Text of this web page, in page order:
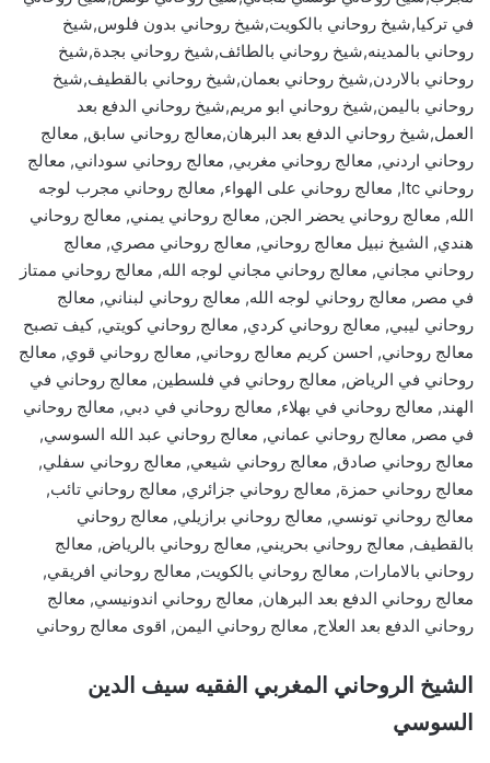
في تركيا,شيخ روحاني بالكويت,شيخ روحاني بدون فلوس,شيخ
روحاني بالمدينه,شيخ روحاني بالطائف,شيخ روحاني بجدة,شيخ
روحاني بالاردن,شيخ روحاني بعمان,شيخ روحاني بالقطيف,شيخ
روحاني باليمن,شيخ روحاني ابو مريم,شيخ روحاني الدفع بعد
العمل,شيخ روحاني الدفع بعد البرهان,معالج روحاني سابق, معالج
روحاني اردني, معالج روحاني مغربي, معالج روحاني سوداني, معالج
روحاني ltc, معالج روحاني على الهواء, معالج روحاني مجرب لوجه
الله, معالج روحاني يحضر الجن, معالج روحاني يمني, معالج روحاني
هندي, الشيخ نبيل معالج روحاني, معالج روحاني مصري, معالج
روحاني مجاني, معالج روحاني مجاني لوجه الله, معالج روحاني ممتاز
في مصر, معالج روحاني لوجه الله, معالج روحاني لبناني, معالج
روحاني ليبي, معالج روحاني كردي, معالج روحاني كويتي, كيف تصبح
معالج روحاني, احسن كريم معالج روحاني, معالج روحاني قوي, معالج
روحاني في الرياض, معالج روحاني في فلسطين, معالج روحاني في
الهند, معالج روحاني في بهلاء, معالج روحاني في دبي, معالج روحاني
في مصر, معالج روحاني عماني, معالج روحاني عبد الله السوسي,
معالج روحاني صادق, معالج روحاني شيعي, معالج روحاني سفلي,
معالج روحاني حمزة, معالج روحاني جزائري, معالج روحاني تائب,
معالج روحاني تونسي, معالج روحاني برازيلي, معالج روحاني
بالقطيف, معالج روحاني بحريني, معالج روحاني بالرياض, معالج
روحاني بالامارات, معالج روحاني بالكويت, معالج روحاني افريقي,
معالج روحاني الدفع بعد البرهان, معالج روحاني اندونيسي, معالج
روحاني الدفع بعد العلاج, معالج روحاني اليمن, اقوى معالج روحاني
الشيخ الروحاني المغربي الفقيه سيف الدين
السوسي